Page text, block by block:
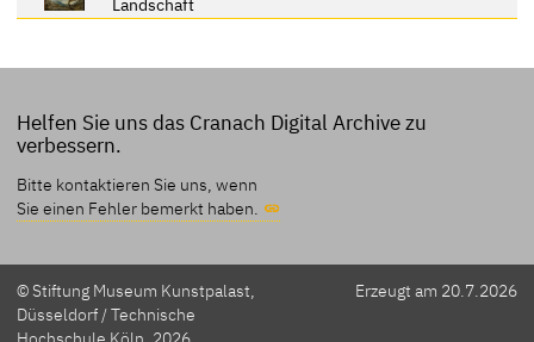
Helfen Sie uns das Cranach Digital Archive zu
verbessern.
Bitte kontaktieren Sie uns, wenn
Sie einen Fehler bemerkt haben.
© Stiftung Museum Kunstpalast,
Düsseldorf / Technische
Erzeugt am 20.7.2026